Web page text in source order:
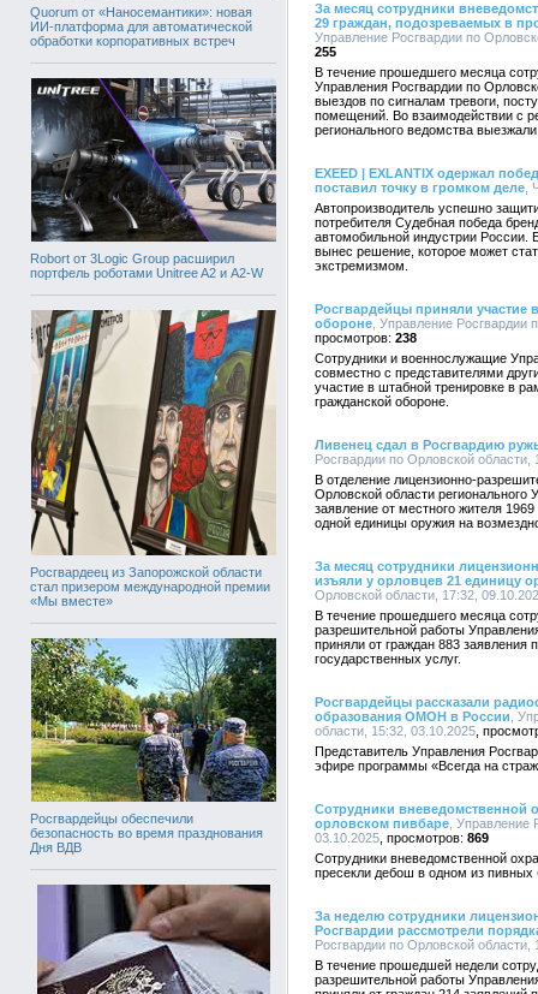
Quorum от «Наносемантики»: новая
ИИ-платформа для автоматической
обработки корпоративных встреч
Robort от 3Logic Group расширил
портфель роботами Unitree A2 и A2-W
Росгвардеец из Запорожской области
стал призером международной премии
«Мы вместе»
Росгвардейцы обеспечили
безопасность во время празднования
Дня ВДВ
За месяц сотрудники
29 граждан, подозреваемых в
Управление Росгвардии по
255
В течение прошедшего месяца
Управления Росгвардии по
выездов по сигналам тревоги,
помещений. Во взаимодействии с
регионального ведомства
EXEED | EXLANTIX одержал
поставил точку в громком деле ,
Автопроизводитель успешно
потребителя Судебная победа
автомобильной индустрии России.
вынес решение, которое может
экстремизмом.
Росгвардейцы приняли участие
обороне , Управление Росгвардии
238
Сотрудники и военнослужащие
совместно с представителями
участие в штабной тренировке в
гражданской обороне.
Ливенец сдал в Росгвардию
Росгвардии по Орловской области,
В отделение лицензионно-
Орловской области регионального
заявление от местного жителя
одной единицы оружия на
За месяц сотрудники
изъяли у орловцев 21 единицу
Орловской области, 17:32,
В течение прошедшего месяца
разрешительной работы
приняли от граждан 883 заявления
государственных услуг.
Росгвардейцы рассказали
образования ОМОН в России ,
области, 15:32, 03.10.2025
Представитель Управления
эфире программы «Всегда на
Сотрудники вневедомственной
орловском пивбаре , Управление
03.10.2025
869
Сотрудники вневедомственной
пресекли дебош в одном из пивных
За неделю сотрудники
Росгвардии рассмотрели
Росгвардии по Орловской области,
В течение прошедшей недели
разрешительной работы